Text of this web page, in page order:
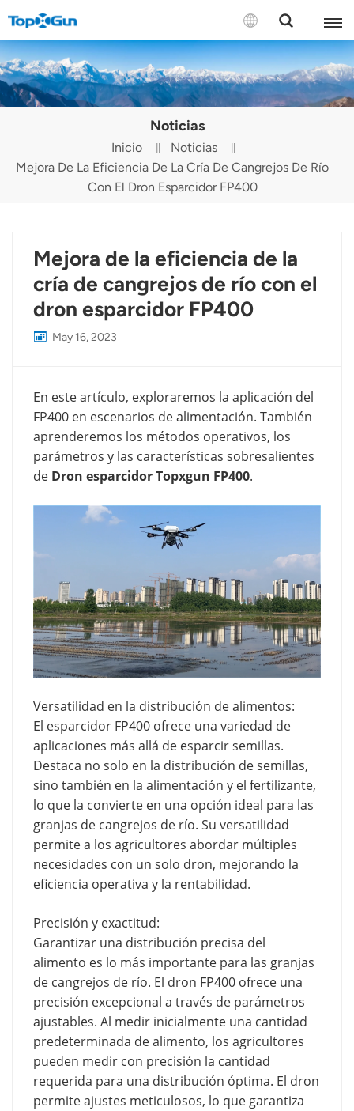
CONTÁCTENOS
English
Español
Русский
Tiếng Việt
Noticias
Inicio
Noticias
Mejora De La Eficiencia De La Cría De Cangrejos De Río
Con El Dron Esparcidor FP400
Mejora de la eficiencia de la
cría de cangrejos de río con el
dron esparcidor FP400
May 16, 2023
En este artículo, exploraremos la aplicación del
FP400 en escenarios de alimentación. También
aprenderemos los métodos operativos, los
parámetros y las características sobresalientes
de Dron esparcidor Topxgun FP400.
Versatilidad en la distribución de alimentos:
El esparcidor FP400 ofrece una variedad de
aplicaciones más allá de esparcir semillas.
Destaca no solo en la distribución de semillas,
sino también en la alimentación y el fertilizante,
lo que la convierte en una opción ideal para las
granjas de cangrejos de río. Su versatilidad
permite a los agricultores abordar múltiples
necesidades con un solo dron, mejorando la
eficiencia operativa y la rentabilidad.
Precisión y exactitud:
Garantizar una distribución precisa del
alimento es lo más importante para las granjas
de cangrejos de río. El dron FP400 ofrece una
precisión excepcional a través de parámetros
ajustables. Al medir inicialmente una cantidad
predeterminada de alimento, los agricultores
pueden medir con precisión la cantidad
requerida para una distribución óptima. El dron
permite ajustes meticulosos, lo que garantiza